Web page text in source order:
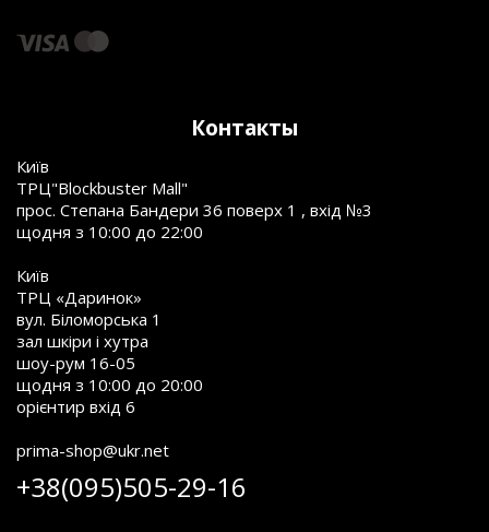
Контакты
Київ
ТРЦ"Blockbuster Mall"
прос. Степана Бандери 36 поверх 1 , вхід №3
щодня з 10:00 до 22:00
Київ
ТРЦ «Даринок»
вул. Біломорська 1
зал шкіри і хутра
шоу-рум 16-05
щодня з 10:00 до 20:00
орієнтир вхід 6
prima-shop@ukr.net
+38(095)505-29-16